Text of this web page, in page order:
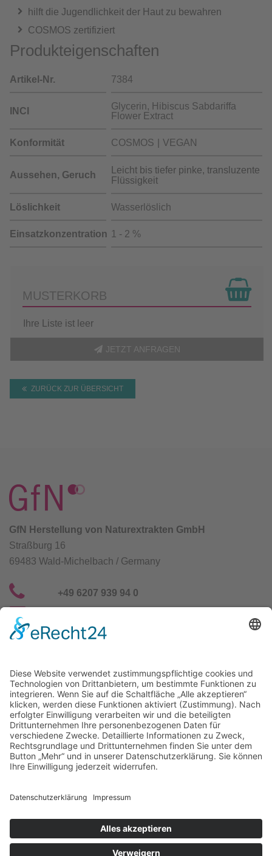
hilft die Jugendlichkeit der Haut zu bewahren
COSMOS zertifiziert
Produkteigenschaften
Artikel-Nr. 7384
INCI
Glycerin, Hibiscus Sabdariffa
Flower Extract
Konformität COSMOS VEGAN
Aussehen, Geruch
Leicht bis tiefer pinke, transluzente
Flüssigkeit
Löslichkeit Wasserlöslich
Einsatzkonzentration 1 - 2 %
MUSTERKORB
Ihre Liste ist leer
JETZT ANFRAGEN
ZURÜCK ZUR ÜBERSICHT
GfN Herstellung von Naturextrakten GmbH
Straßburg 16
69483 Wald-Michelbach / Germany
+49 6207 939 94 0
Selco Wirkstoffe Vertriebs GmbH
Straßburg 16
69483 Wald-Michelbach / Germany